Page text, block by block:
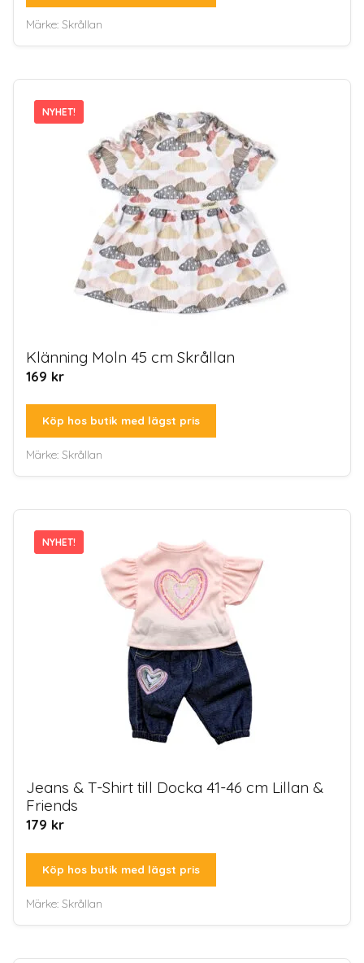
Märke: Skrållan
NYHET!
NYHET!
Klänning Moln 45 cm Skrållan
169 kr
Köp hos butik med lägst pris
Märke: Skrållan
NYHET!
NYHET!
Jeans & T-Shirt till Docka 41-46 cm Lillan &
Friends
179 kr
Köp hos butik med lägst pris
Märke: Skrållan